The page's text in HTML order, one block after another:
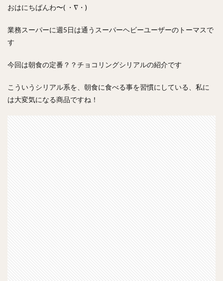
おはにちばんわ〜( ・∇・)
業務スーパーに週5日は通うスーパーヘビーユーザーのトーマスで
す
今回は朝食の定番？？チョコリングシリアルの紹介です
こういうシリアル系を、朝食に食べる事を習慣にしている、私に
は大変気になる商品ですね！